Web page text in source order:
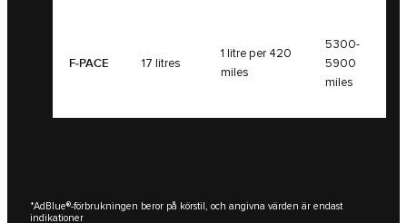
F‑PACE 17 litres
1 litre per 420
miles
5300-
5900
miles
*AdBlue®-förbrukningen beror på körstil, och angivna värden är endast
indikationer